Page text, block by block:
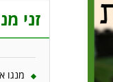
זני
מנגו